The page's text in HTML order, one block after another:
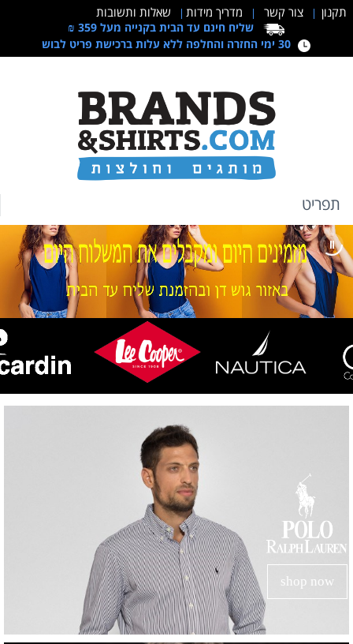
תקנון צור קשר מדריך מידות שאלות ותשובות
שליח חינם עד הבית בקנייה מעל 359 ₪
30 ימי החזרה והחלפה ללא עלות ברכישת פריט לבוש
תפריט
shop now